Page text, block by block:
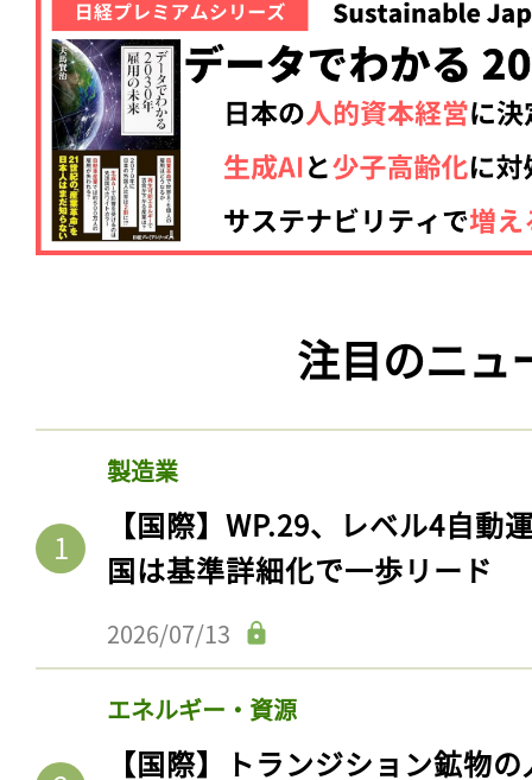
注目のニュ
製造業
【国際】WP.29、レベル4自動
国は基準詳細化で一歩リード
2026/07/13
エネルギー・資源
【国際】トランジション鉱物